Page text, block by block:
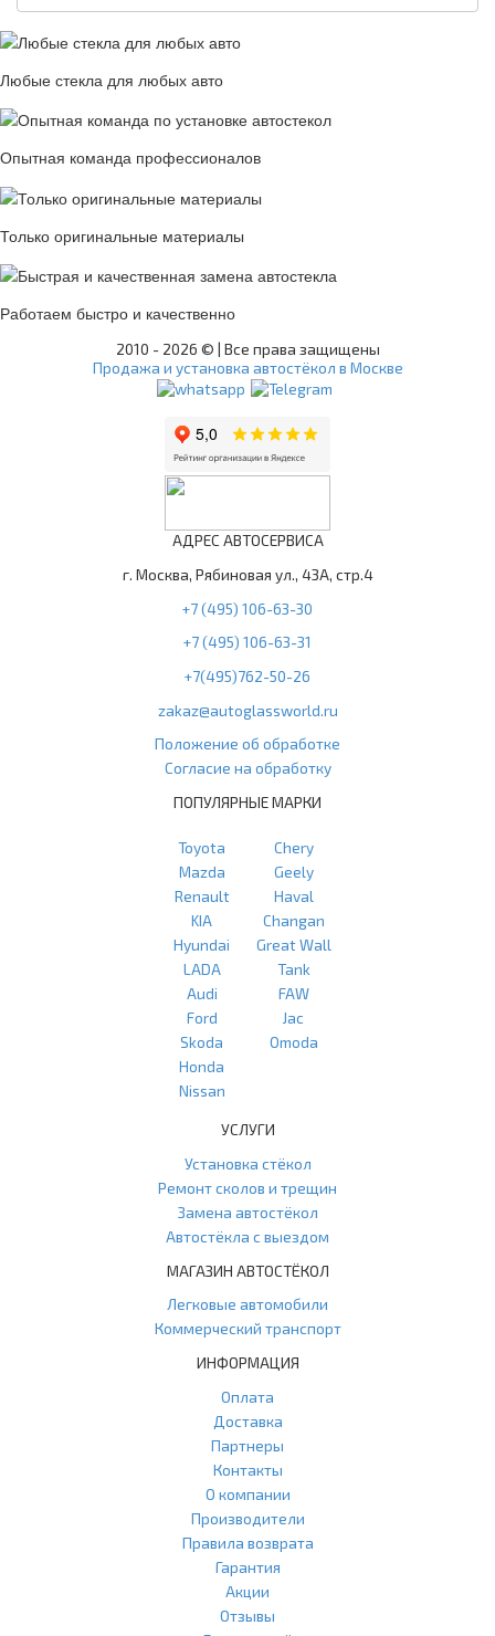
Любые стекла для любых авто
Опытная команда профессионалов
Только оригинальные материалы
Работаем быстро и качественно
2010 - 2026 © | Все права защищены
Продажа и установка автостёкол в Москве
АДРЕС АВТОСЕРВИСА
г. Москва, Рябиновая ул., 43А, стр.4
+7 (495) 106-63-30
+7 (495) 106-63-31
+7(495)762-50-26
zakaz@autoglassworld.ru
Положение об обработке
Согласие на обработку
ПОПУЛЯРНЫЕ МАРКИ
Toyota
Mazda
Renault
KIA
Hyundai
LADA
Audi
Ford
Skoda
Honda
Nissan
Chery
Geely
Haval
Changan
Great Wall
Tank
FAW
Jac
Omoda
УСЛУГИ
Установка стёкол
Ремонт сколов и трещин
Замена автостёкол
Автостёкла с выездом
МАГАЗИН АВТОСТЁКОЛ
Легковые автомобили
Коммерческий транспорт
ИНФОРМАЦИЯ
Оплата
Доставка
Партнеры
Контакты
О компании
Производители
Правила возврата
Гарантия
Акции
Отзывы